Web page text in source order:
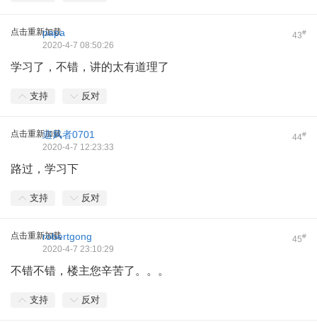
点击重新加载 43#
papa
2020-4-7 08:50:26
学习了，不错，讲的太有道理了
支持 反对
点击重新加载 44#
追风者0701
2020-4-7 12:23:33
路过，学习下
支持 反对
点击重新加载 45#
robertgong
2020-4-7 23:10:29
不错不错，楼主您辛苦了。。。
支持 反对